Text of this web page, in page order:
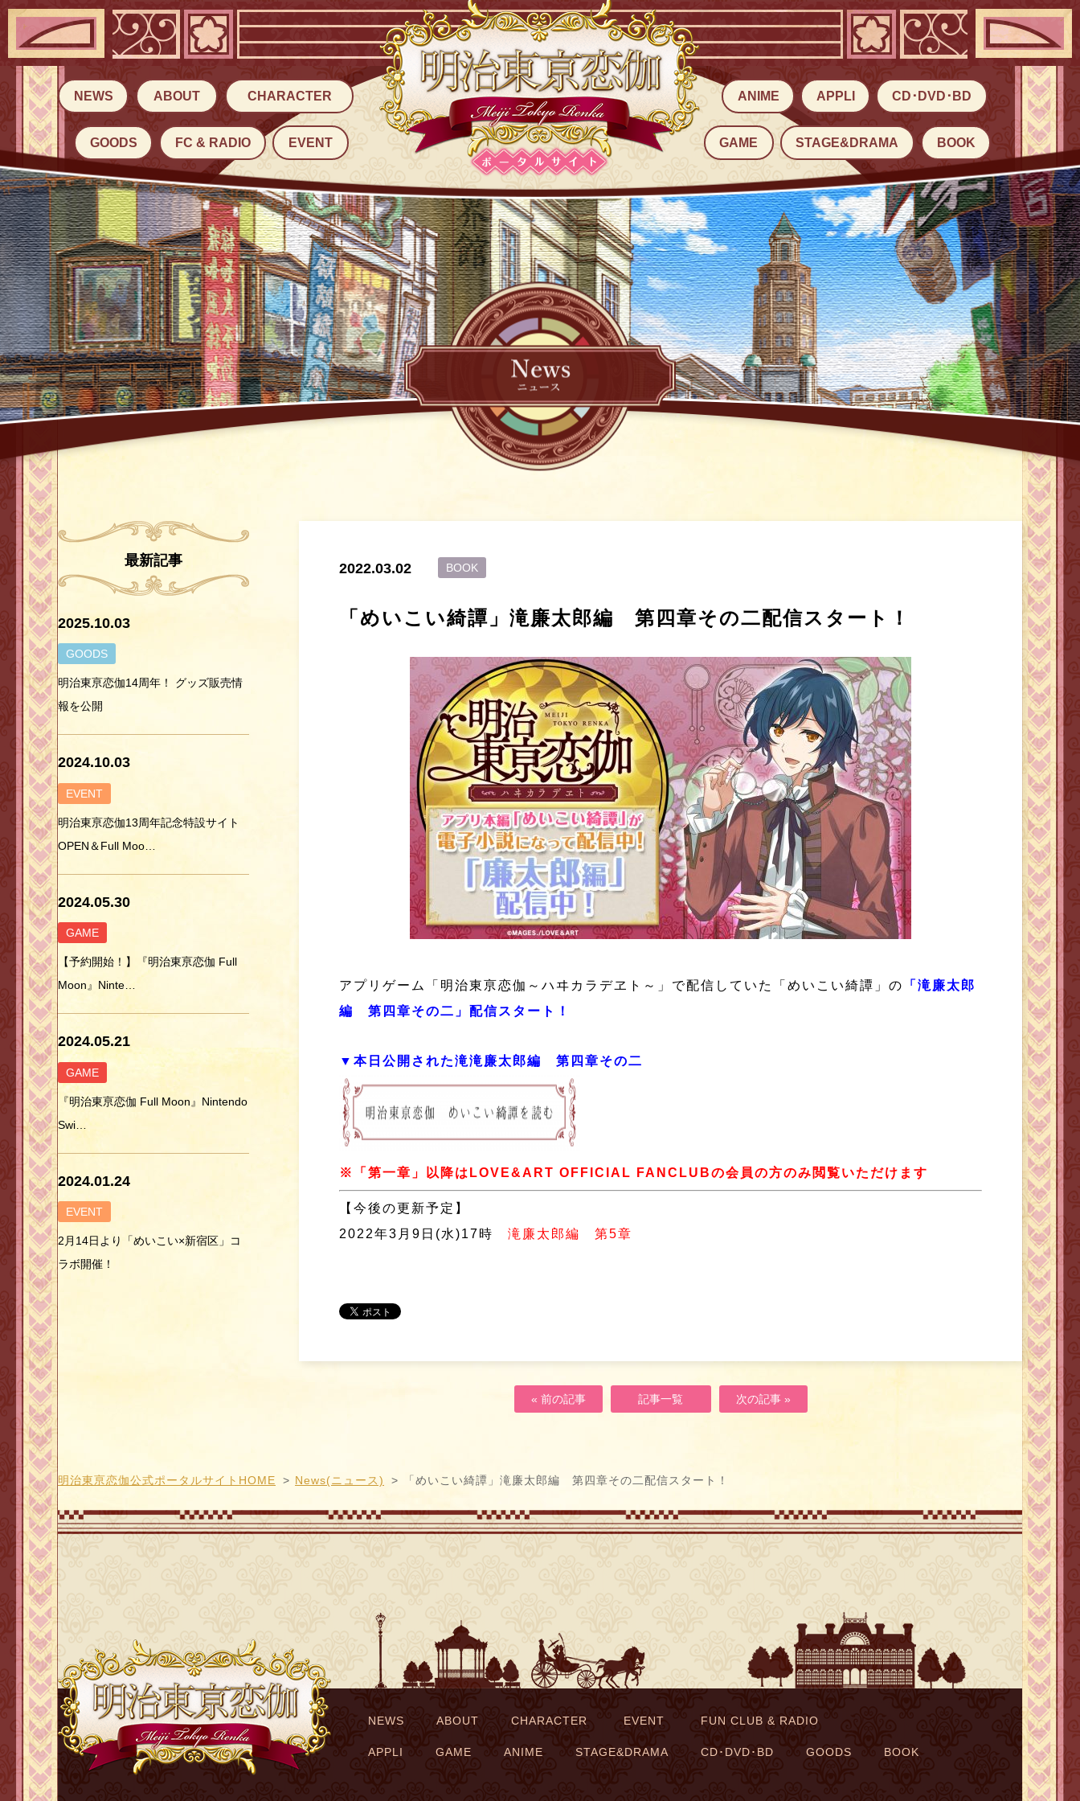
NEWS ABOUT CHARACTER ANIME APPLI CD･DVD･BD
GOODS FC & RADIO EVENT GAME STAGE&DRAMA BOOK
2022.03.02 BOOK
「めいこい綺譚」滝廉太郎編 第四章その二配信スタート！
アプリゲーム「明治東亰恋伽～ハヰカラデヱト～」で配信していた「めいこい綺譚」の
「滝廉太郎
編 第四章その二」配信スタート！
▼本日公開された滝滝廉太郎編 第四章その二
※「第一章」以降はLOVE&ART OFFICIAL FANCLUBの会員の方のみ閲覧いただけます
【今後の更新予定】
2022年3月9日(水)17時 滝廉太郎編 第5章
« 前の記事 記事一覧 次の記事 »
最新記事
2025.10.03
GOODS
明治東亰恋伽14周年！ グッズ販売情
報を公開
2024.10.03
EVENT
明治東亰恋伽13周年記念特設サイト
OPEN＆Full Moo…
2024.05.30
GAME
【予約開始！】『明治東亰恋伽 Full
Moon』Ninte…
2024.05.21
GAME
『明治東亰恋伽 Full Moon』Nintendo
Swi…
2024.01.24
EVENT
2月14日より「めいこい×新宿区」コ
ラボ開催！
明治東亰恋伽公式ポータルサイトHOME News(ニュース) 「めいこい綺譚」滝廉太郎編 第四章その二配信スタート！
NEWS ABOUT CHARACTER EVENT FUN CLUB & RADIO
APPLI GAME ANIME STAGE&DRAMA CD･DVD･BD GOODS BOOK